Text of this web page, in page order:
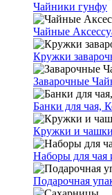
Чайники гунфу
Чайные
Кружки
Заварочные
Банки для чая,
Кружки и чашки
Наборы для чая
Подарочная